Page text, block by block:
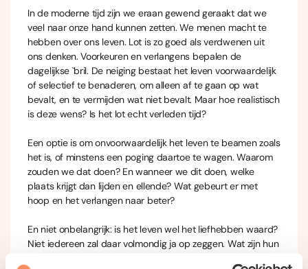
In de moderne tijd zijn we eraan gewend geraakt dat we
veel naar onze hand kunnen zetten. We menen macht te
hebben over ons leven. Lot is zo goed als verdwenen uit
ons denken. Voorkeuren en verlangens bepalen de
dagelijkse `bril. De neiging bestaat het leven voorwaardelijk
of selectief te benaderen, om alleen af te gaan op wat
bevalt, en te vermijden wat niet bevalt. Maar hoe realistisch
is deze wens? Is het lot echt verleden tijd?
Een optie is om onvoorwaardelijk het leven te beamen zoals
het is, of minstens een poging daartoe te wagen. Waarom
zouden we dat doen? En wanneer we dit doen, welke
plaats krijgt dan lijden en ellende? Wat gebeurt er met
hoop en het verlangen naar beter?
En niet onbelangrijk: is het leven wel het liefhebben waard?
Niet iedereen zal daar volmondig ja op zeggen. Wat zijn hun